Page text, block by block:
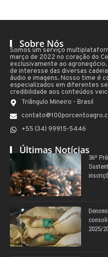
Sobre Nós
Somos um serviço
março de 2022 no coração do
exclusivamente ao
de interesse das diversas
áudio e imagens. Nosso time é
especializados em diferentes
credibilidade aos conteúdos
Triângulo Mineiro - Brasil
+55 (34) 99915-5446
Últimas Notícias
36º
2025/